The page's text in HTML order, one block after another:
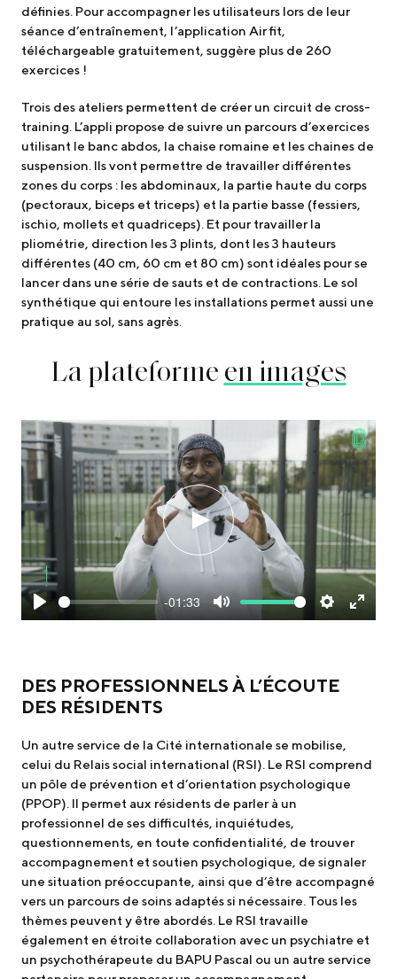
définies. Pour accompagner les utilisateurs lors de leur
séance d’entraînement, l’application Air fit,
téléchargeable gratuitement, suggère plus de 260
exercices !
Trois des ateliers permettent de créer un circuit de cross-
training. L’appli propose de suivre un parcours d’exercices
utilisant le banc abdos, la chaise romaine et les chaines de
suspension. Ils vont permettre de travailler différentes
zones du corps : les abdominaux, la partie haute du corps
(pectoraux, biceps et triceps) et la partie basse (fessiers,
ischio, mollets et quadriceps). Et pour travailler la
pliométrie, direction les 3 plints, dont les 3 hauteurs
différentes (40 cm, 60 cm et 80 cm) sont idéales pour se
lancer dans une série de sauts et de contractions. Le sol
synthétique qui entoure les installations permet aussi une
pratique au sol, sans agrès.
La plateformeen images
Play
-01:33
Mute Settings
Enter
Play
DES PROFESSIONNELS À L’ÉCOUTE
DES RÉSIDENTS
Un autre service de la Cité internationale se mobilise,
celui du Relais social international (RSI). Le RSI comprend
un pôle de prévention et d’orientation psychologique
(PPOP). Il permet aux résidents de parler à un
professionnel de ses difficultés, inquiétudes,
questionnements, en toute confidentialité, de trouver
accompagnement et soutien psychologique, de signaler
une situation préoccupante, ainsi que d’être accompagné
vers un parcours de soins adaptés si nécessaire. Tous les
thèmes peuvent y être abordés. Le RSI travaille
également en étroite collaboration avec un psychiatre et
un psychothérapeute du BAPU Pascal ou un autre service